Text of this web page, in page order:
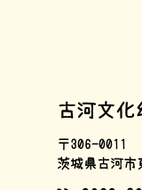
古河文化
〒306-0011
茨城県古河